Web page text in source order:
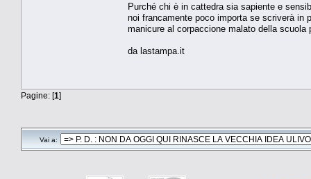
Purché chi è in cattedra sia sapiente e
noi francamente poco importa se scriverà in
manicure al corpaccione malato della
da lastampa.it
Pagine: [1]
Vai a: